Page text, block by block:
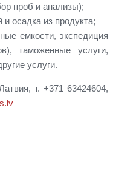
проб и анализы);
осадка из продукта;
емкости, экспедиция
таможенные услуги,
услуги.
т. +371 63424604,